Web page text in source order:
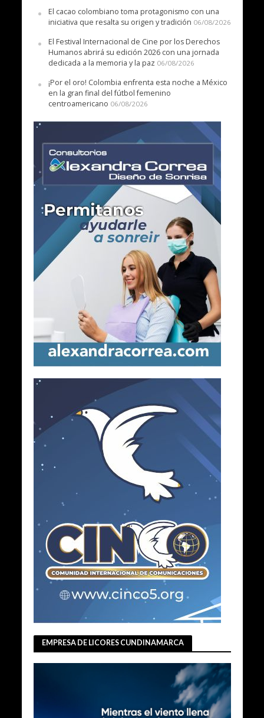
El cacao colombiano toma protagonismo con una
iniciativa que resalta su origen y tradición 06/08/2026
El Festival Internacional de Cine por los Derechos
Humanos abrirá su edición 2026 con una jornada
dedicada a la memoria y la paz 06/08/2026
¡Por el oro! Colombia enfrenta esta noche a México
en la gran final del fútbol femenino
centroamericano 06/08/2026
EMPRESA DE LICORES CUNDINAMARCA